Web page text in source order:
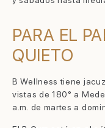
PARA EL
QUIETO
B Wellness tiene
vistas de 180° a
a.m. de martes a